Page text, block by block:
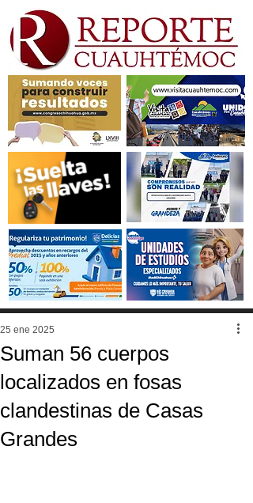
Suman 56 cuerpos
localizados en fosas
clandestinas de Casas
Grandes
25 ene 2025